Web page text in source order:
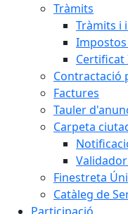
Tràmits
Tràmits i
Impostos
Certificat
Contractació
Factures
Tauler
Carpeta
Finestreta
Catàleg de